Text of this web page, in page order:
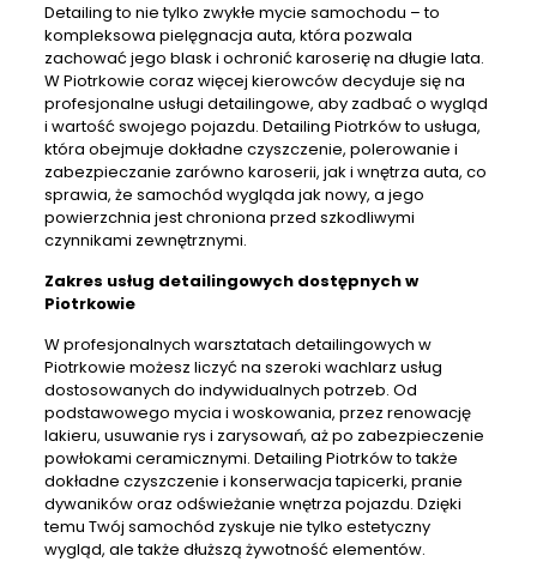
Detailingto nie tylko zwykłe mycie samochodu – to
kompleksowa pielęgnacja auta, która pozwala
zachować jego blask i ochronić karoserię na długie lata.
W Piotrkowie coraz więcej kierowców decyduje się na
profesjonalne usługi detailingowe, aby zadbać o wygląd
i wartość swojego pojazdu. Detailing Piotrkówto usługa,
która obejmuje dokładne czyszczenie, polerowanie i
zabezpieczanie zarówno karoserii, jak i wnętrza auta, co
sprawia, że samochód wygląda jak nowy, a jego
powierzchnia jest chroniona przed szkodliwymi
czynnikami zewnętrznymi.
Zakres usług detailingowychdostępnych w
Piotrkowie
W profesjonalnych warsztatach detailingowych w
Piotrkowie możesz liczyć na szeroki wachlarz usług
dostosowanych do indywidualnych potrzeb. Od
podstawowego mycia i woskowania, przez renowację
lakieru, usuwanie rys i zarysowań, aż po zabezpieczenie
powłokami ceramicznymi. Detailing Piotrkówto także
dokładne czyszczenie i konserwacja tapicerki, pranie
dywaników oraz odświeżanie wnętrza pojazdu. Dzięki
temu Twój samochód zyskuje nie tylko estetyczny
wygląd, ale także dłuższą żywotność elementów.